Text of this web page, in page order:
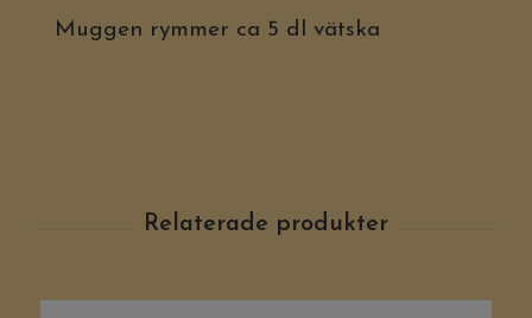
Muggen rymmer ca 5 dl vätska